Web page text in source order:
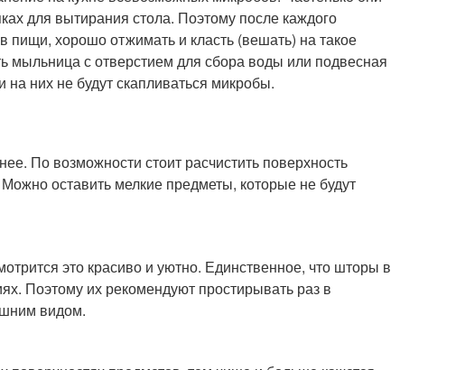
для вытирания стола. Поэтому после каждого
пищи, хорошо отжимать и класть (вешать) на такое
мыльница с отверстием для сбора воды или подвесная
них не будут скапливаться микробы.
По возможности стоит расчистить поверхность
оставить мелкие предметы, которые не будут
это красиво и уютно. Единственное, что шторы в
Поэтому их рекомендуют простирывать раз в
видом.